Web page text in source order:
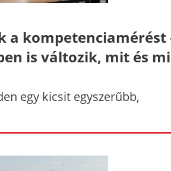
a kompetenciamérést
is változik, mit és
egy kicsit egyszerűbb,